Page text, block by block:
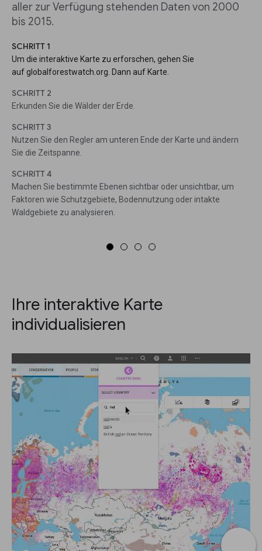
aller zur Verfügung stehenden Daten von 2000
bis 2015.
SCHRITT 1
Um die interaktive Karte zu erforschen, gehen Sie
auf globalforestwatch.org. Dann auf Karte.
SCHRITT 2
Erkunden Sie die Wälder der Erde.
SCHRITT 3
Nutzen Sie den Regler am unteren Ende der Karte und ändern
Sie die Zeitspanne.
SCHRITT 4
Machen Sie bestimmte Ebenen sichtbar oder unsichtbar, um
Faktoren wie Schutzgebiete, Bodennutzung oder intakte
Waldgebiete zu analysieren.
Ihre interaktive Karte
individualisieren